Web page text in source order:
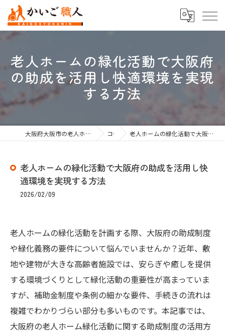
老人ホームの緑化活動で大阪府
の助成を活用し快適環境を実現
する方法
大阪府大阪市の老人ホーム紹介なら株式会社かいご職人 コラム 老人ホームの緑化活動で大阪府の助成を活用し快適環境を実現する方法
老人ホームの緑化活動で大阪府の助成を活用し快
適環境を実現する方法
2026/02/09
老人ホームの緑化活動を計画する際、大阪府の助成制度
や緑化義務の要件について悩んでいませんか？近年、敷
地や建物が大きな高齢者施設では、安らぎや癒しを提供
する環境づくりとして緑化活動の重要性が高まっていま
すが、補助金制度や条例の細かな要件、手続きの流れは
複雑でわかりづらい部分も多いものです。本記事では、
大阪府の老人ホーム緑化活動に関する助成制度の活用方